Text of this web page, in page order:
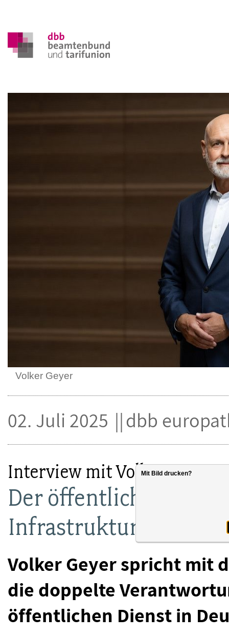
Volker Geyer
Interview mit Volker Geyer
Der öffentliche
Infrastruktur
02. Juli 2025 dbb
Volker Geyer spricht mit
die doppelte
öffentlichen Dienst in
Mit Bild drucken?